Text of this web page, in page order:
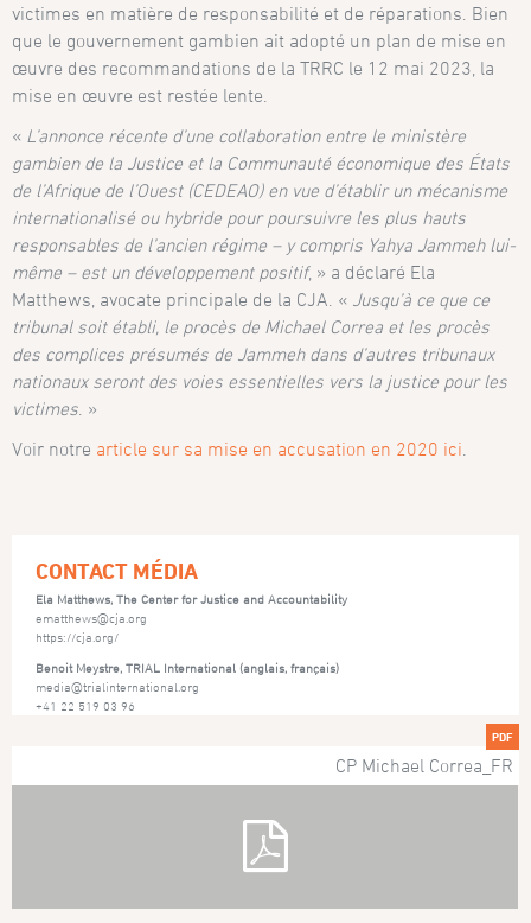
victimes en matière de responsabilité et de réparations. Bien
que le gouvernement gambien ait adopté un plan de mise en
œuvre des recommandations de la TRRC le 12 mai 2023, la
mise en œuvre est restée lente.
« L’annonce récente d’une collaboration entre le ministère
gambien de la Justice et la Communauté économique des États
de l’Afrique de l’Ouest (CEDEAO) en vue d’établir un mécanisme
internationalisé ou hybride pour poursuivre les plus hauts
responsables de l’ancien régime – y compris Yahya Jammeh lui-
même – est un développement positif, » a déclaré Ela
Matthews, avocate principale de la CJA. « Jusqu’à ce que ce
tribunal soit établi, le procès de Michael Correa et les procès
des complices présumés de Jammeh dans d’autres tribunaux
nationaux seront des voies essentielles vers la justice pour les
victimes . »
Voir notre article sur sa mise en accusation en 2020 ici
CONTACT MÉDIA
Ela Matthews, The Center for Justice and Accountability
ematthews@cja.org
https://cja.org/
Benoit Meystre, TRIAL International (anglais, français)
media@trialinternational.org
+41 22 519 03 96
PDF
CP Michael Correa_FR